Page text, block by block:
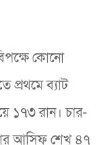
কোনো
প্রথমে ব্যাট
১৭৩ রান। চার-
আসিফ শেখ ৪৭